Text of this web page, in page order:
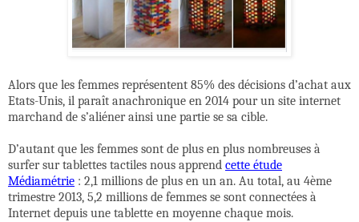
Alors que les femmes représentent 85% des décisions d’achat aux
Etats-Unis, il paraît anachronique en 2014 pour un site internet
marchand de s’aliéner ainsi une partie se sa cible.
D’autant que les femmes sont de plus en plus nombreuses à
surfer sur tablettes tactiles nous apprend cette étude
Médiamétrie : 2,1 millions de plus en un an. Au total, au 4ème
trimestre 2013, 5,2 millions de femmes se sont connectées à
Internet depuis une tablette en moyenne chaque mois.